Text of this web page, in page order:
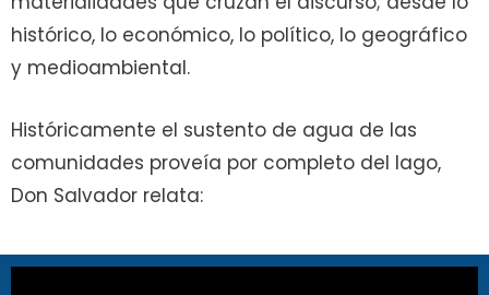
histórico, lo económico, lo político, lo geográfico
y medioambiental.
Históricamente el sustento de agua de las
comunidades proveía por completo del lago,
Don Salvador relata: